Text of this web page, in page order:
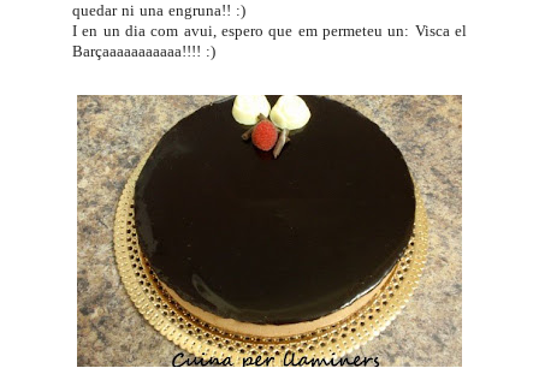
quedar ni una engruna!! :)
I en un dia com avui, espero que em permeteu un: Visca el
Barçaaaaaaaaaaa!!!! :)